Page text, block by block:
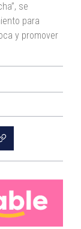
se
para
y promover